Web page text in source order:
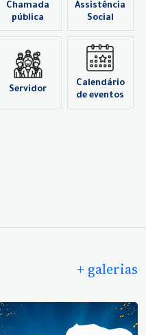
Chamada
pública
Assistência
Social
Servidor
Calendário
de eventos
+ galerias